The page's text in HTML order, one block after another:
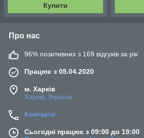
Купити
Про нас
96% позитивних з 169 відгуків за рік
Працює з 05.04.2020
м. Харків
Харків, Україна
Контакти
Сьогодні працює з 09:00 до 19:00